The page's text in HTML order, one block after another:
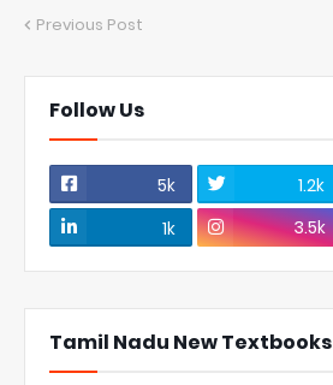
Previous Post
Follow Us
5k 1.2k
1k
3.5k
Tamil Nadu New Textbooks